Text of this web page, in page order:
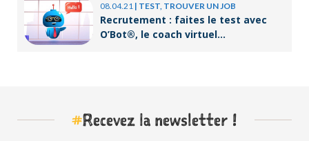
08.04.21 | TEST, TROUVER UN JOB
Recrutement : faites le test avec
O’Bot®, le coach virtuel
#Recevez la newsletter !